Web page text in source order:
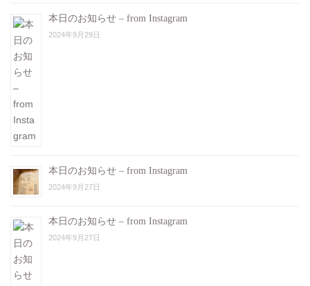
本日のお知らせ – from Instagram
2024年9月29日
本日のお知らせ – from Instagram
2024年9月27日
本日のお知らせ – from Instagram
2024年9月27日